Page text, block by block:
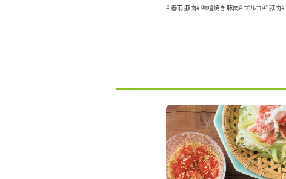
# 春雨 豚肉#味噌焼き 豚肉# プルコギ 豚肉#